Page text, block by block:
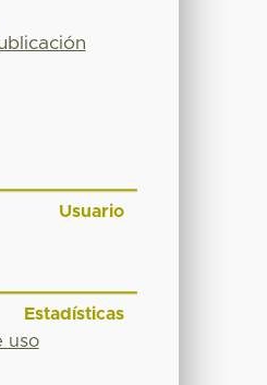
Usuario
Estadísticas
uso